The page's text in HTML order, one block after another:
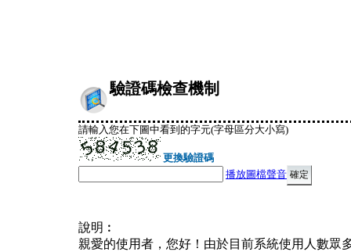
驗證碼檢查機制
請輸入您在下圖中看到的字元(字母區分大小寫)
更換驗證碼
播放圖檔聲音
說明︰
親愛的使用者，您好！由於目前系統使用人數眾